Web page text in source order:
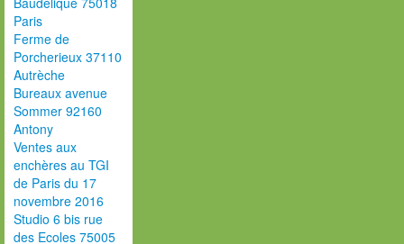
Paris
Ferme de
Porcherieux 37110
Autrèche
Bureaux avenue
Sommer 92160
Antony
Ventes aux
enchères au TGI
de Paris du 17
novembre 2016
Studio 6 bis rue
des Ecoles 75005